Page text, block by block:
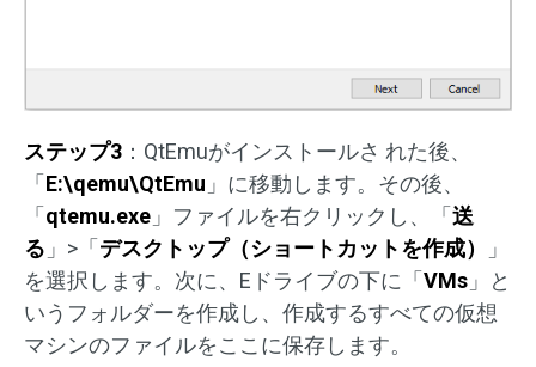
ステップ3 ：QtEmuがインストールさ れた後、
「 E:\qemu\QtEmu 」に移動します。その後、
「 qtemu.exe 」ファイルを右クリックし、「 送
る 」>「 デスクトップ（ショートカットを作成）
」
を選択します。次に、Eドライブの下に「 VMs 」と
いうフォルダーを作成し、作成するすべての仮想
マシンのファイルをここに保存します。